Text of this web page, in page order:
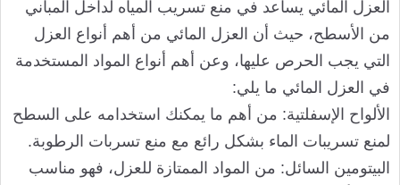
العزل المائي يساعد في منع تسريب المياه لداخل المباني
من الأسطح، حيث أن العزل المائي من أهم أنواع العزل
التي يجب الحرص عليها، وعن أهم أنواع المواد المستخدمة
في العزل المائي ما يلي:
الألواح الإسفلتية: من أهم ما يمكنك استخدامه على السطح
لمنع تسريبات الماء بشكل رائع مع منع تسربات الرطوبة.
البيتومين السائل: من المواد الممتازة للعزل، فهو مناسب